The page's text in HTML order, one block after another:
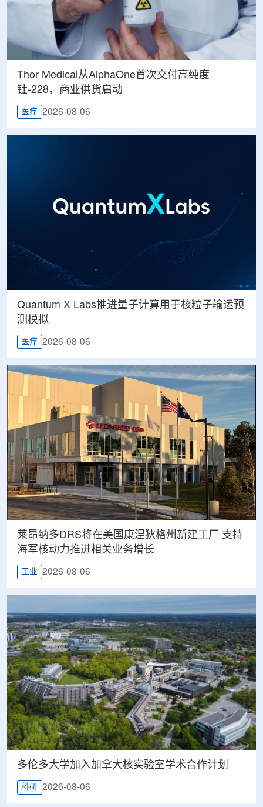
Thor Medical从AlphaOne首次交付高纯度
钍-228，商业供货启动
医疗 2026-08-06
Quantum X Labs推进量子计算用于核粒子输运预
测模拟
医疗 2026-08-06
莱昂纳多DRS将在美国康涅狄格州新建工厂 支持
海军核动力推进相关业务增长
工业 2026-08-06
多伦多大学加入加拿大核实验室学术合作计划
科研 2026-08-06